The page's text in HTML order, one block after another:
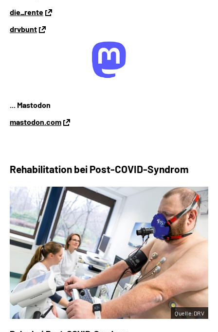
die_rente
drvbunt
... Mastodon
mastodon.com
Rehabilitation bei Post-COVID-Syndrom
Quelle:DRV